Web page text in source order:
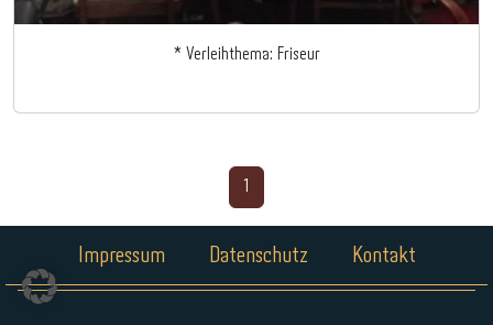
* Verleihthema: Friseur
Impressum Datenschutz Kontakt